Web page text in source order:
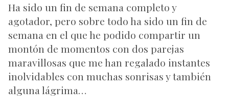
Ha sido un fin de semana completo y
agotador, pero sobre todo ha sido un fin de
semana en el que he podido compartir un
montón de momentos con dos parejas
maravillosas que me han regalado instantes
inolvidables con muchas sonrisas y también
alguna lágrima…